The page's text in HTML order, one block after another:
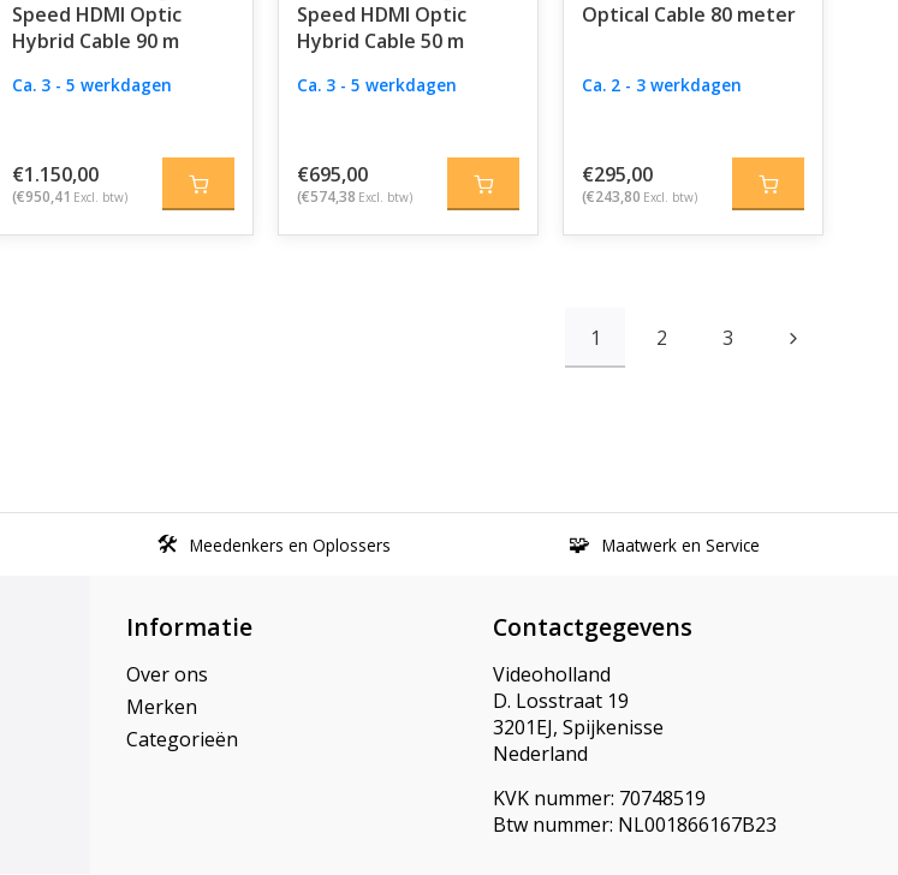
Speed HDMI Optic
Hybrid Cable 90 m
Ca. 3 - 5 werkdagen
€1.150,00
(€950,41 Excl. btw)
Speed HDMI Optic
Hybrid Cable 50 m
Ca. 3 - 5 werkdagen
€695,00
(€574,38 Excl. btw)
Optical Cable 80 meter
Ca. 2 - 3 werkdagen
€295,00
(€243,80 Excl. btw)
1 2 3
Meedenkers en Oplossers Maatwerk en Service
Informatie
Over ons
Merken
Categorieën
Contactgegevens
Videoholland
D. Losstraat 19
3201EJ, Spijkenisse
Nederland
KVK nummer: 70748519
Btw nummer: NL001866167B23